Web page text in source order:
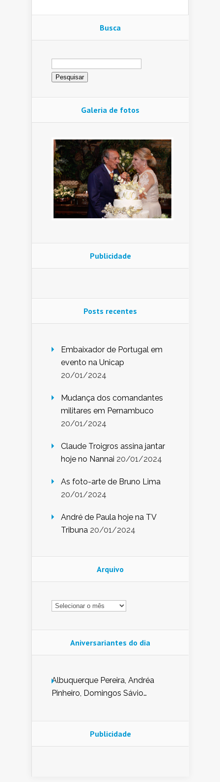
Busca
Pesquisar
por:
Galeria de fotos
Publicidade
Posts recentes
Embaixador de Portugal em
evento na Unicap
20/01/2024
Mudança dos comandantes
militares em Pernambuco
20/01/2024
Claude Troigros assina jantar
hoje no Nannai 20/01/2024
As foto-arte de Bruno Lima
20/01/2024
André de Paula hoje na TV
Tribuna 20/01/2024
Arquivo
Arquivo
Aniversariantes do dia
Albuquerque Pereira, Andréa
Pinheiro, Domingos Sávio
Nunes de Sena, Fátima Peixoto,
Glória Pereira, Kátia Mesel,
Publicidade